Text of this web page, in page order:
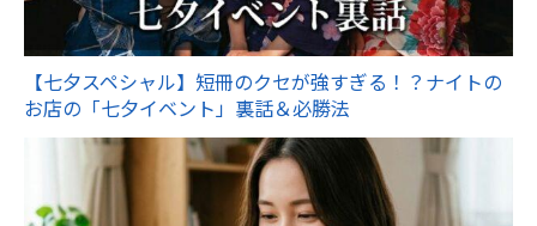
【七夕スペシャル】短冊のクセが強すぎる！？ナイトの
お店の「七夕イベント」裏話＆必勝法